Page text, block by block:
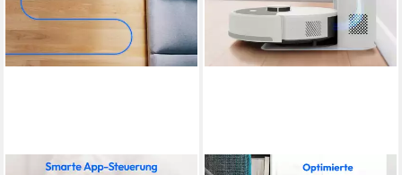
MEDION®
MEDION®